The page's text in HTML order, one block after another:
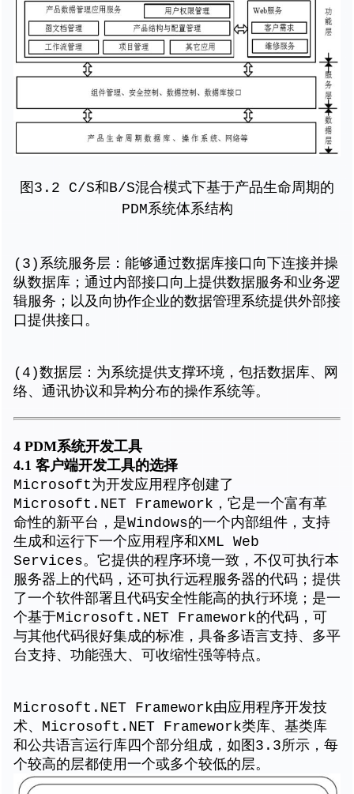
图3.2 C/S和B/S混合模式下基于产品生命周期的
PDM系统体系结构
(3)系统服务层：能够通过数据库接口向下连接并操
纵数据库；通过内部接口向上提供数据服务和业务逻
辑服务；以及向协作企业的数据管理系统提供外部接
口提供接口。
(4)数据层：为系统提供支撑环境，包括数据库、网
络、通讯协议和异构分布的操作系统等。
4 PDM系统开发工具
4.1 客户端开发工具的选择
Microsoft为开发应用程序创建了
Microsoft.NET Framework，它是一个富有革
命性的新平台，是Windows的一个内部组件，支持
生成和运行下一个应用程序和XML Web
Services。它提供的程序环境一致，不仅可执行本
服务器上的代码，还可执行远程服务器的代码；提供
了一个软件部署且代码安全性能高的执行环境；是一
个基于Microsoft.NET Framework的代码，可
与其他代码很好集成的标准，具备多语言支持、多平
台支持、功能强大、可收缩性强等特点。
Microsoft.NET Framework由应用程序开发技
术、Microsoft.NET Framework类库、基类库
和公共语言运行库四个部分组成，如图3.3所示，每
个较高的层都使用一个或多个较低的层。